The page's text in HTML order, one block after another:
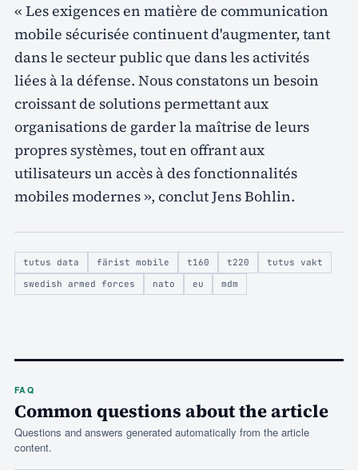
« Les exigences en matière de communication
mobile sécurisée continuent d'augmenter, tant
dans le secteur public que dans les activités
liées à la défense. Nous constatons un besoin
croissant de solutions permettant aux
organisations de garder la maîtrise de leurs
propres systèmes, tout en offrant aux
utilisateurs un accès à des fonctionnalités
mobiles modernes », conclut Jens Bohlin.
tutus data färist mobile t160 t220
tutus vakt
swedish armed forces
nato eu mdm
FAQ
Common questions about the article
Questions and answers generated automatically from the article
content.